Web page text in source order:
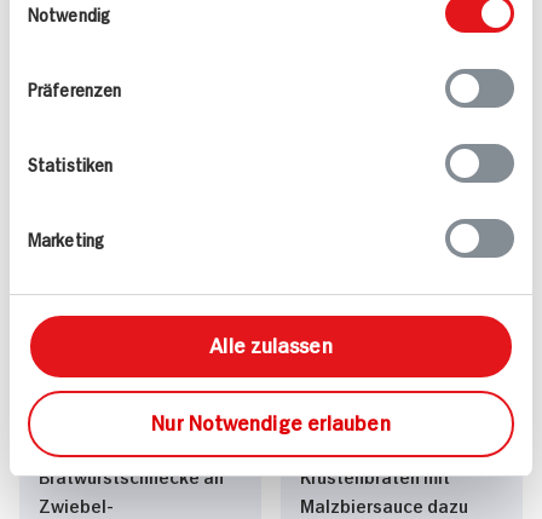
bereitgestellt haben oder die sie im Rahmen
Notwendig
Präferenzen
Statistiken
Marketing
Alle zulassen
Nur Notwendige erlauben
Erdbeer-Malz-Süppchen
Vegetarisch
665 kcal p. Portion
Bratwurstschnecke an
Zwiebel-
Krustenbraten mit
Malzbiersauce dazu